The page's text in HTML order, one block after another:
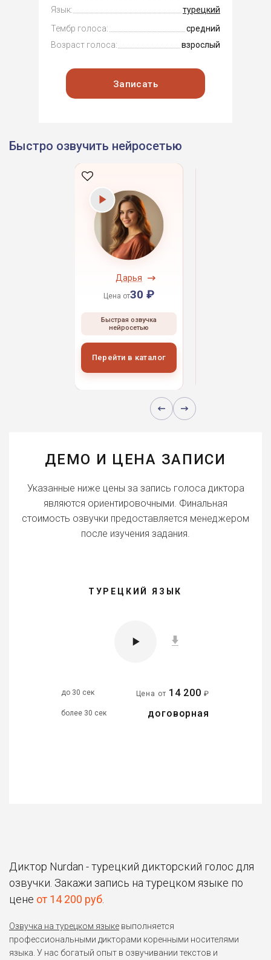
Язык:
турецкий
Тембр голоса:
средний
Возраст голоса:
взрослый
Записать
Быстро озвучить нейросетью
Дарья
Цена от30 ₽
Быстрая озвучка
нейросетью
Перейти в каталог
ДЕМО И ЦЕНА ЗАПИСИ
Указанные ниже цены за запись голоса диктора
являются ориентировочными. Финальная
стоимость озвучки предоставляется менеджером
после изучения задания.
ТУРЕЦКИЙ ЯЗЫК
до 30 сек Цена от 14 200 ₽
более 30 сек договорная
Диктор Nurdan - турецкий дикторский голос для
озвучки. Закажи запись на турецком языке по
цене от 14 200 руб
Озвучка на турецком языке выполняется
профессиональными дикторами коренными носителями
языка. У нас богатый опыт в озвучивании текстов и